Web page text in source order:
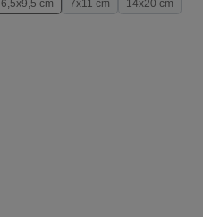
6,5x9,5 cm 7x11 cm 14x20 cm